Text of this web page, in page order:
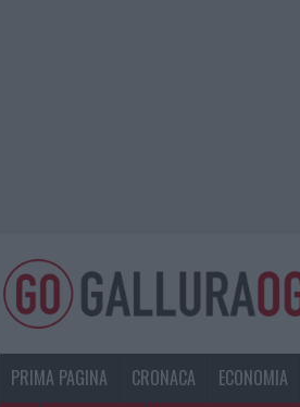
PRIMA PAGINA CRONACA ECONOMIA